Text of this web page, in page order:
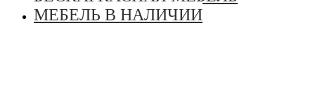
МЕБЕЛЬ В НАЛИЧИИ